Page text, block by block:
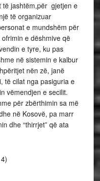
të jashtëm,për gjetjen e
të organizuar
e mundshëm për
e dëshmive që
e tyre, ku pas
në sistemin e kalbur
nën zë, janë
të cilat nga pasiguria e
vëmendjen e secilit.
për zbërthimin sa më
në Kosovë, pa marr
dhe “thirrjet” që ata